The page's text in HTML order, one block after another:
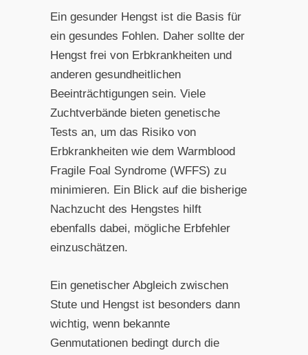
Ein gesunder Hengst ist die Basis für
ein gesundes Fohlen. Daher sollte der
Hengst frei von Erbkrankheiten und
anderen gesundheitlichen
Beeinträchtigungen sein. Viele
Zuchtverbände bieten genetische
Tests an, um das Risiko von
Erbkrankheiten wie dem Warmblood
Fragile Foal Syndrome (WFFS) zu
minimieren. Ein Blick auf die bisherige
Nachzucht des Hengstes hilft
ebenfalls dabei, mögliche Erbfehler
einzuschätzen.
Ein genetischer Abgleich zwischen
Stute und Hengst ist besonders dann
wichtig, wenn bekannte
Genmutationen bedingt durch die